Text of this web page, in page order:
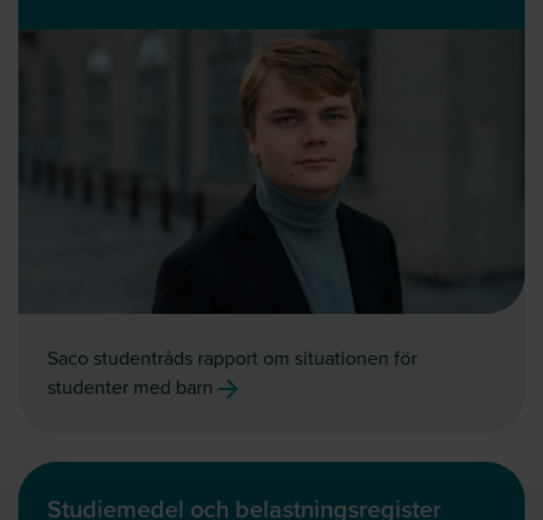
Saco studentråds rapport om situationen för
studenter med barn
Studiemedel och belastningsregister